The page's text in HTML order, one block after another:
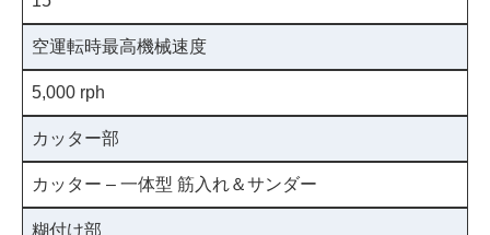
空運転時最高機械速度
5,000 rph
カッター部
カッター – 一体型 筋入れ＆サンダー
糊付け部